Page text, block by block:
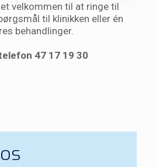
velkommen til at ringe til
til klinikken eller én
behandlinger.
47 17 19 30